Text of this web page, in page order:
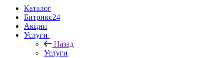
Каталог
Битрикс24
Акции
Услуги
Назад
Услуги